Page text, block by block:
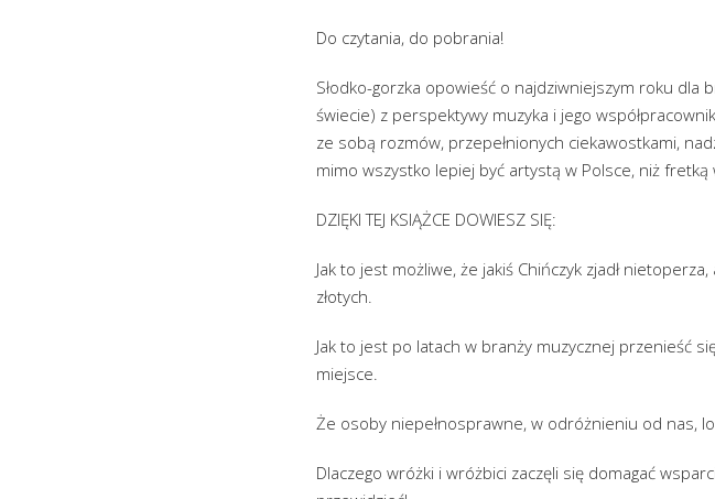
Do czytania, do pobrania!
Słodko-gorzka opowieść o najdziwniejszym roku dla
świecie) z perspektywy muzyka i jego
ze sobą rozmów, przepełnionych ciekawostkami,
mimo wszystko lepiej być artystą w Polsce, niż fretką
DZIĘKI TEJ KSIĄŻCE DOWIESZ SIĘ:
Jak to jest możliwe, że jakiś Chińczyk zjadł
złotych.
Jak to jest po latach w branży muzycznej przenieść
miejsce.
Że osoby niepełnosprawne, w odróżnieniu od nas,
Dlaczego wróżki i wróżbici zaczęli się domagać